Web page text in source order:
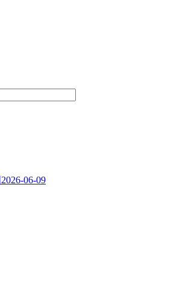
2026-06-09